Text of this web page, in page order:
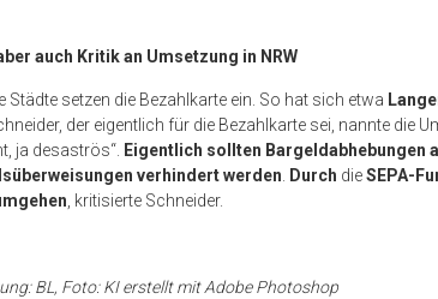
auch Kritik an Umsetzung in NRW
Städte setzen die Bezahlkarte ein. So hat sich etwa
der eigentlich für die Bezahlkarte sei, nannte die
ja desaströs“. Eigentlich sollten Bargeldabhebungen
verhindert werden. Durch dieSEPA-
, kritisierte Schneider.
BL, Foto: KI erstellt mit Adobe Photoshop